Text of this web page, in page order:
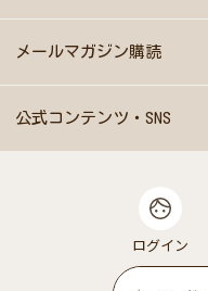
メールマガジン購読
公式コンテンツ・SNS
ログイン